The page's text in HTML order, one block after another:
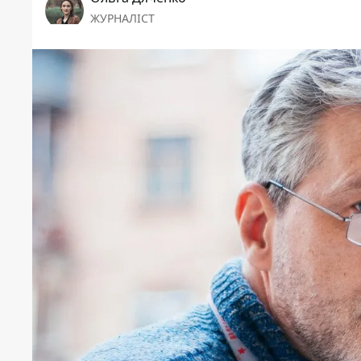
ЖУРНАЛІСТ